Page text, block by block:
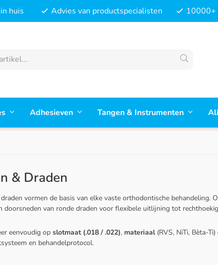
huis Advies van productspecialisten 10000+
Adhesieven Tangen & Instrumenten
& Draden
vormen de basis van elke vaste orthodontische behandeling.
doorsneden van ronde draden voor flexibele uitlijning tot
eenvoudig op slotmaat (.018 / .022), materiaal(RVS, NiTi, Bèta-Ti)
en behandelprotocol.